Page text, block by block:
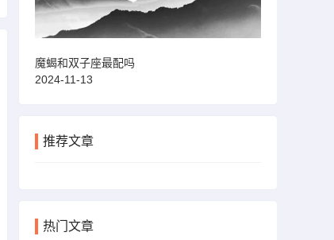
魔蝎和双子座最配吗
2024-11-13
推荐文章
热门文章